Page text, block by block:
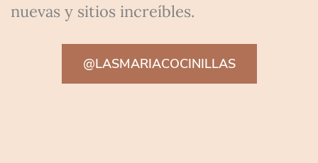
nuevas y sitios increíbles.
@LASMARIACOCINILLAS